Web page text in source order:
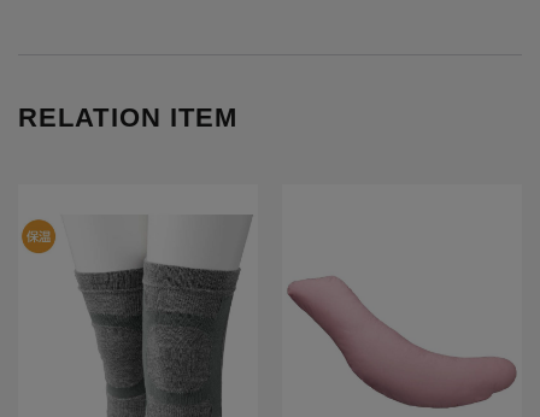
RELATION ITEM